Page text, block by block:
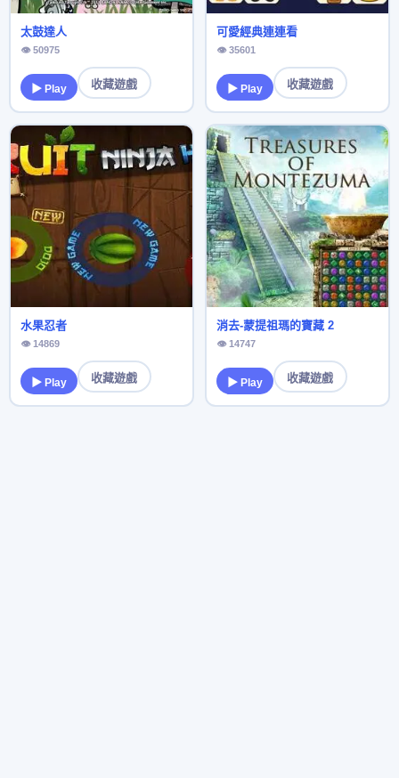
太鼓達人
👁 50975
▶ Play 收藏遊戲
可愛經典連連看
👁 35601
▶ Play 收藏遊戲
水果忍者
👁 14869
▶ Play 收藏遊戲
消去-蒙提祖瑪的寶藏 2
👁 14747
▶ Play 收藏遊戲